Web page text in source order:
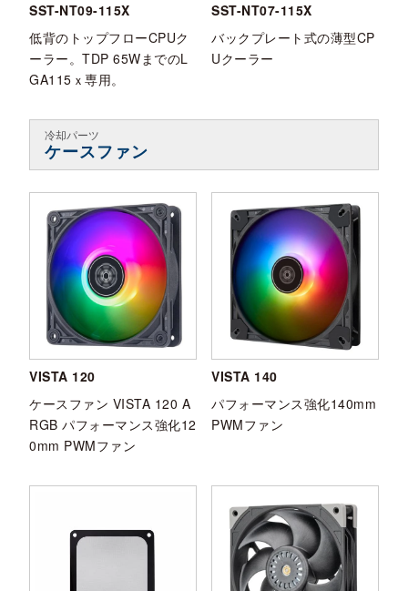
SST-NT09-115X
低背のトップフローCPUク
ーラー。TDP 65WまでのL
GA115ｘ専用。
SST-NT07-115X
バックプレート式の薄型CP
Uクーラー
冷却パーツ
ケースファン
VISTA 120
ケースファン VISTA 120 A
RGB パフォーマンス強化12
0mm PWMファン
VISTA 140
パフォーマンス強化140mm
PWMファン